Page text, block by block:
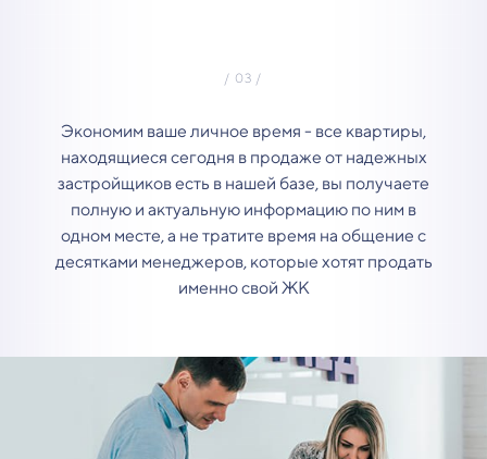
Экономим ваше личное время - все квартиры,
находящиеся сегодня в продаже от надежных
застройщиков есть в нашей базе, вы получаете
полную и актуальную информацию по ним в
одном месте, а не тратите время на общение с
десятками менеджеров, которые хотят продать
именно свой ЖК